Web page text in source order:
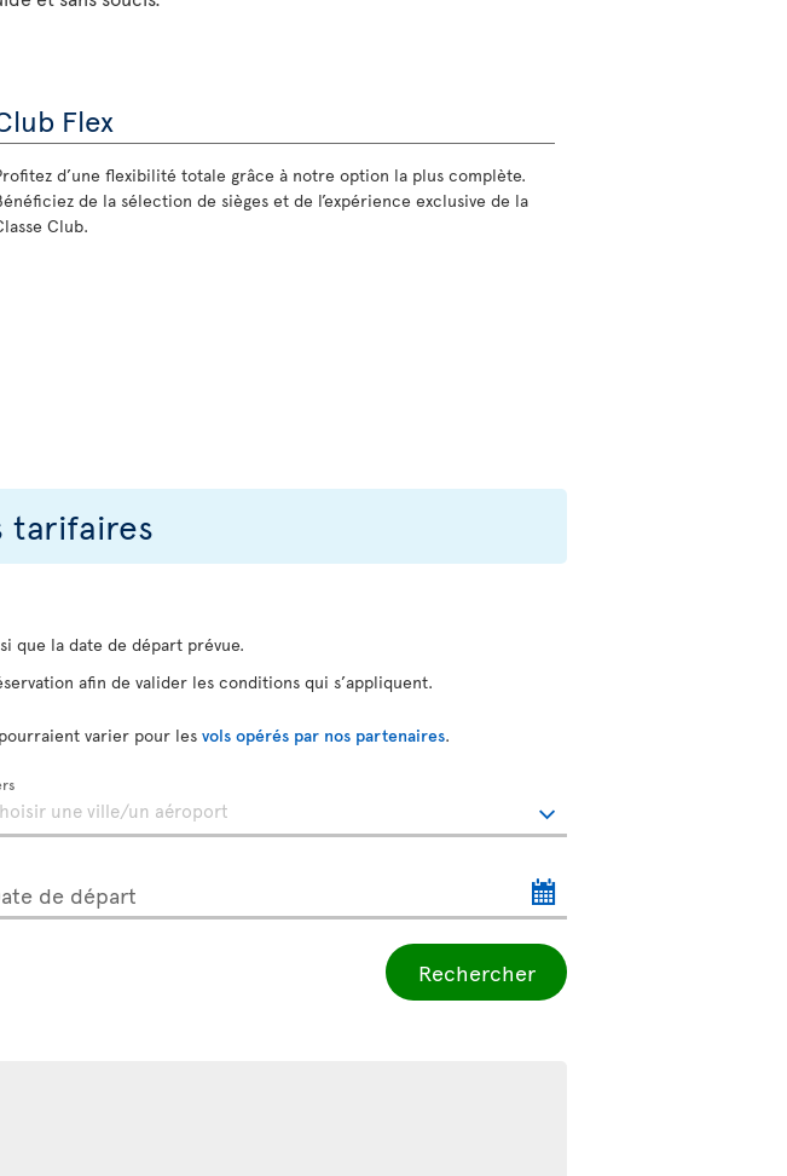
Flex
d’une flexibilité totale grâce à notre option la plus complète.
de la sélection de sièges et de l’expérience exclusive de la
Club.
tarifaires
que la date de départ prévue.
afin de valider les conditions qui s’appliquent.
varier pour les vols opérés par nos partenaires.
de départ
Rechercher